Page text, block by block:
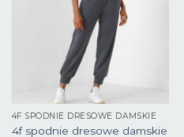
4F SPODNIE DRESOWE DAMSKIE
4f spodnie dresowe damskie